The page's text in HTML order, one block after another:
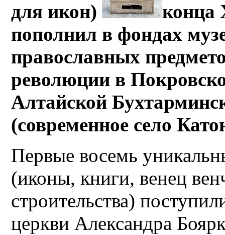
для икон)
конца
пополнил в фондах
православных
революции в
Алтайской
(современное село
Первые восемь
(иконы, книги, венец
строительства)
церкви Александра